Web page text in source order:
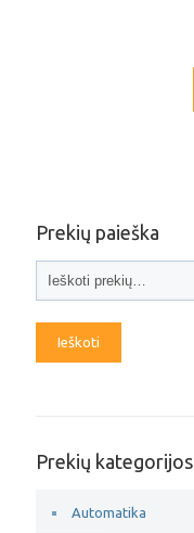
Prekių paieška
Ieškoti
Prekių kategorijos
Automatika